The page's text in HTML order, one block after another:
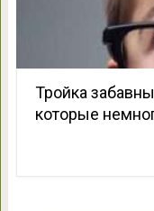
Тройка
которые